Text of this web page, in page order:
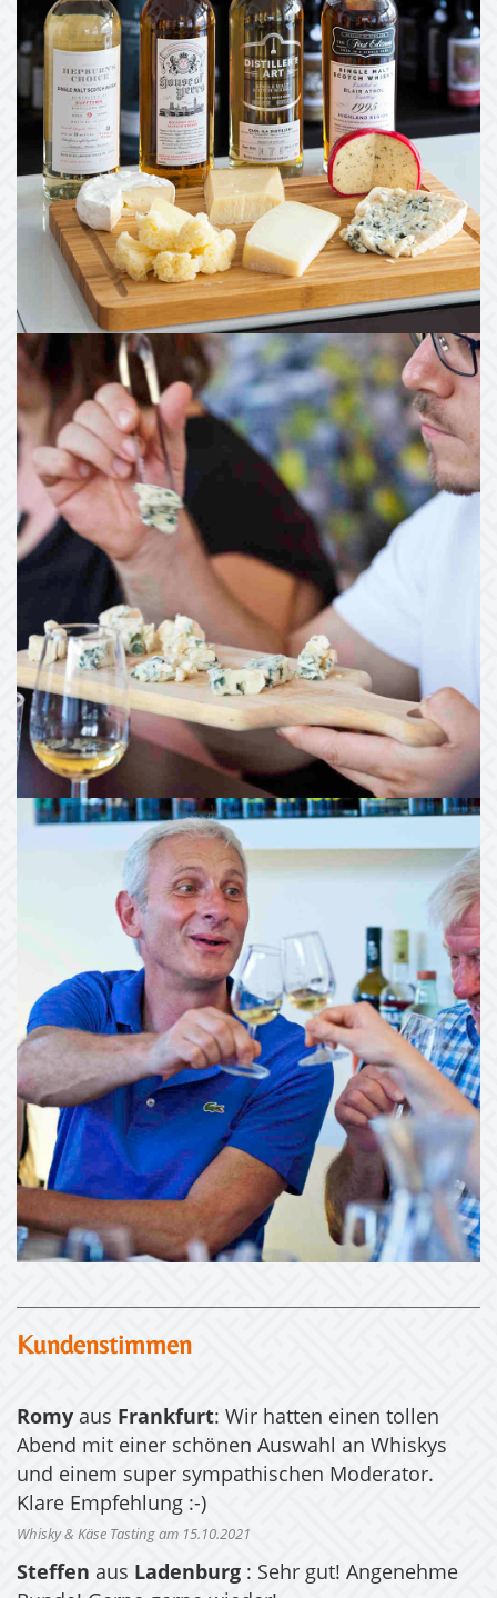
Kundenstimmen
Romy aus Frankfurt: Wir hatten einen tollen
Abend mit einer schönen Auswahl an Whiskys
und einem super sympathischen Moderator.
Klare Empfehlung :-)
Whisky & Käse Tasting am 15.10.2021
Steffen aus Ladenburg : Sehr gut! Angenehme